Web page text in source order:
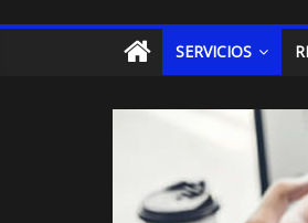
SERVICIOS